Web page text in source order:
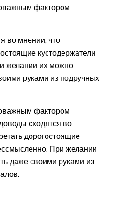
фактором
во мнении, что
кустодержатели
желании их можно
руками из подручных
фактором
сходятся во
дорогостоящие
При желании
даже своими руками из